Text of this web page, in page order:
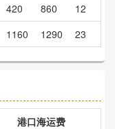
420 860
12
1160 1290 23
港口海运费